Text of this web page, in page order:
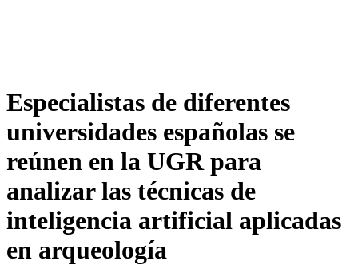
Especialistas de diferentes
universidades españolas se
reúnen en la UGR para
analizar las técnicas de
inteligencia artificial aplicadas
en arqueología